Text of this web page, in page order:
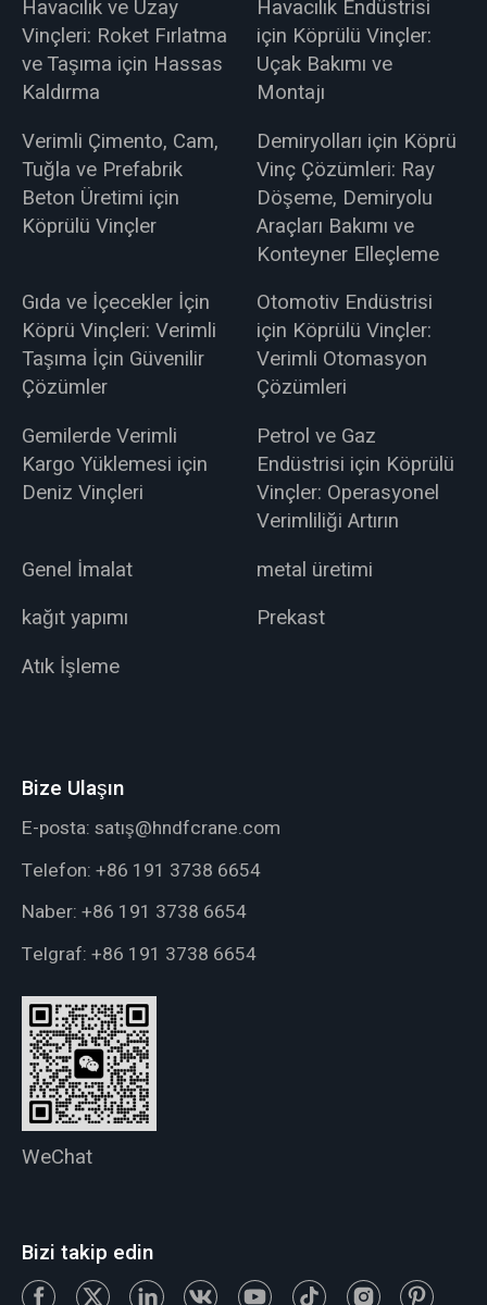
Havacılık ve Uzay
Vinçleri: Roket Fırlatma
ve Taşıma için Hassas
Kaldırma
Havacılık Endüstrisi
için Köprülü Vinçler:
Uçak Bakımı ve
Montajı
Verimli Çimento, Cam,
Tuğla ve Prefabrik
Beton Üretimi için
Köprülü Vinçler
Demiryolları için Köprü
Vinç Çözümleri: Ray
Döşeme, Demiryolu
Araçları Bakımı ve
Konteyner Elleçleme
Gıda ve İçecekler İçin
Köprü Vinçleri: Verimli
Taşıma İçin Güvenilir
Çözümler
Otomotiv Endüstrisi
için Köprülü Vinçler:
Verimli Otomasyon
Çözümleri
Gemilerde Verimli
Kargo Yüklemesi için
Deniz Vinçleri
Petrol ve Gaz
Endüstrisi için Köprülü
Vinçler: Operasyonel
Verimliliği Artırın
Genel İmalat
metal üretimi
kağıt yapımı
Prekast
Atık İşleme
Bize Ulaşın
E-posta: satış@hndfcrane.com
Telefon: +86 191 3738 6654
Naber: +86 191 3738 6654
Telgraf: +86 191 3738 6654
WeChat
Bizi takip edin